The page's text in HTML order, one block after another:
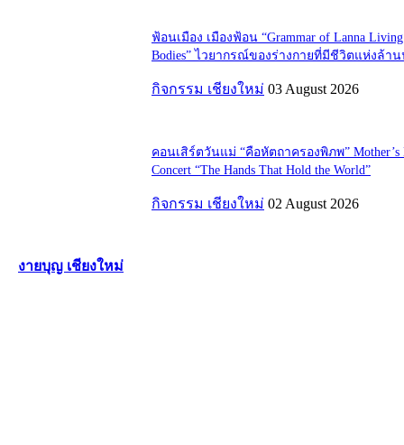
ฟ้อนเมือง เมืองฟ้อน “Grammar of Lanna Living
Bodies” ไวยากรณ์ของร่างกายที่มีชีวิตแห่งล้า
กิจกรรม เชียงใหม่ 03 August 2026
คอนเสิร์ตวันแม่ “คือหัตถาครองพิภพ” Mother’s
Concert “The Hands That Hold the World”
กิจกรรม เชียงใหม่ 02 August 2026
งายบุญ เชียงใหม่